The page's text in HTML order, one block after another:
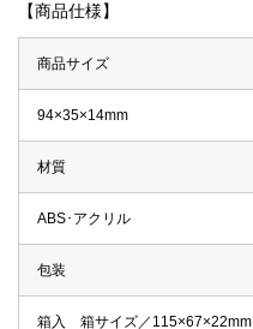
【商品仕様】
商品サイズ
94×35×14mm
材質
ABS･アクリル
包装
箱入 箱サイズ／115×67×22mm